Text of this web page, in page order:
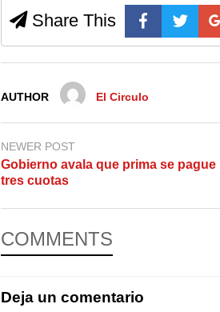
Share This
AUTHOR El Circulo
NEWER POST
Gobierno avala que prima se pague
tres cuotas
COMMENTS
Deja un comentario